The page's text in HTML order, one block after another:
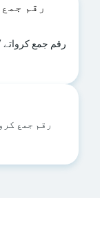
رقم
رقم جمع کرواتے
رقم جمع